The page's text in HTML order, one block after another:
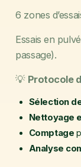
6 zones
Essais en
passage).
💡 Protocole
Sélection
Nettoyage
Comptage
Analyse